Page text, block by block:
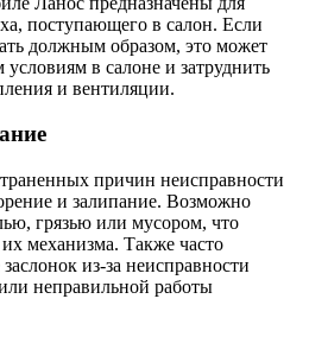
поступающего в салон. Если
должным образом, это может
в салоне и затруднить
и вентиляции.
причин неисправности
и залипание. Возможно
грязью или мусором, что
механизма. Также часто
из-за неисправности
неправильной работы